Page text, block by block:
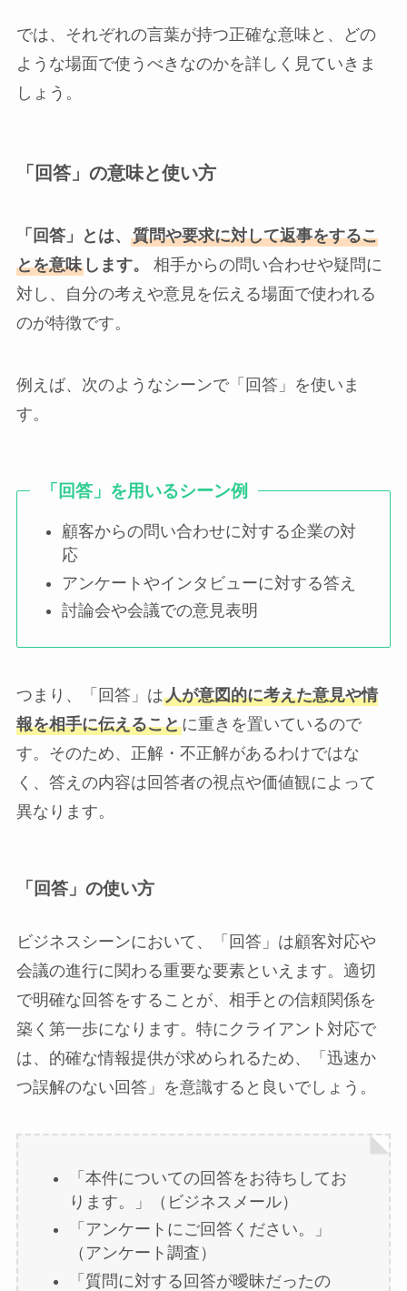
では、それぞれの言葉が持つ正確な意味と、どの
ような場面で使うべきなのかを詳しく見ていきま
しょう。
「回答」の意味と使い方
「回答」とは、 質問や要求に対して返事をするこ
とを意味します。
相手からの問い合わせや疑問に
対し、自分の考えや意見を伝える場面で使われる
のが特徴です。
例えば、次のようなシーンで「回答」を使いま
す。
「回答」を用いるシーン例
顧客からの問い合わせに対する企業の対
応
アンケートやインタビューに対する答え
討論会や会議での意見表明
つまり、「回答」は人が意図的に考えた意見や情
報を相手に伝えることに重きを置いているので
す。そのため、正解・不正解があるわけではな
く、答えの内容は回答者の視点や価値観によって
異なります。
「回答」の使い方
ビジネスシーンにおいて、「回答」は顧客対応や
会議の進行に関わる重要な要素といえます。適切
で明確な回答をすることが、相手との信頼関係を
築く第一歩になります。特にクライアント対応で
は、的確な情報提供が求められるため、「迅速か
つ誤解のない回答」を意識すると良いでしょう。
「本件についての回答をお待ちしてお
ります。」（ビジネスメール）
「アンケートにご回答ください。」
（アンケート調査）
「質問に対する回答が曖昧だったの